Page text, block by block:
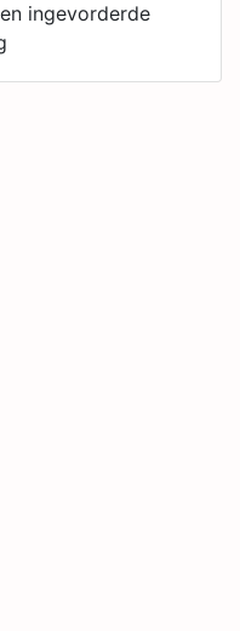
ingevorderde